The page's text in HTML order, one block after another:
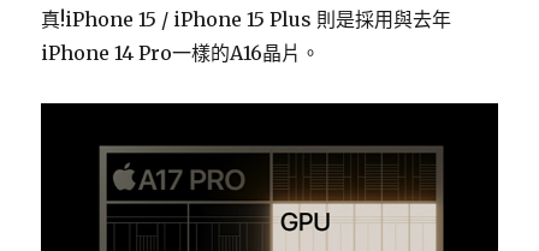
真!iPhone 15 / iPhone 15 Plus 則是採用與去年
iPhone 14 Pro一樣的A16晶片。